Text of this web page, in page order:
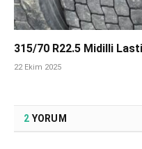
315/70 R22.5 Midilli
22 Ekim 2025
2 YORUM